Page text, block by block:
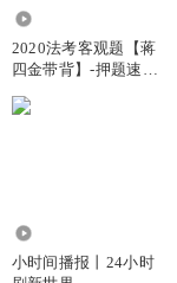
2020法考客观题【蒋
四金带背】-押题速记
小时间播报丨24小时